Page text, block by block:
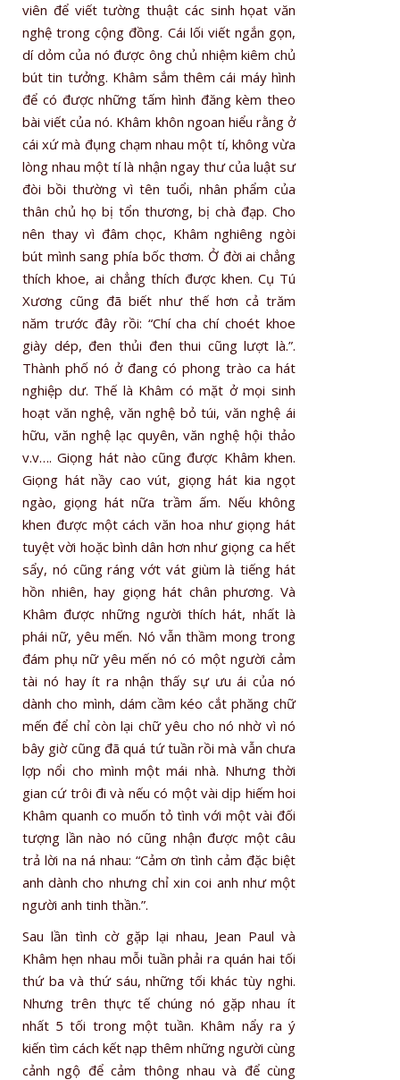
viên để viết tường thuật các sinh họat văn
nghệ trong cộng đồng. Cái lối viết ngắn gọn,
dí dỏm của nó được ông chủ nhiệm kiêm chủ
bút tin tưởng. Khâm sắm thêm cái máy hình
để có được những tấm hình đăng kèm theo
bài viết của nó. Khâm khôn ngoan hiểu rằng ở
cái xứ mà đụng chạm nhau một tí, không vừa
lòng nhau một tí là nhận ngay thư của luật sư
đòi bồi thường vì tên tuổi, nhân phẩm của
thân chủ họ bị tổn thương, bị chà đạp. Cho
nên thay vì đâm chọc, Khâm nghiêng ngòi
bút mình sang phía bốc thơm. Ở đời ai chẳng
thích khoe, ai chẳng thích được khen. Cụ Tú
Xương cũng đã biết như thế hơn cả trăm
năm trước đây rồi: “Chí cha chí choét khoe
giày dép, đen thủi đen thui cũng lượt là.”.
Thành phố nó ở đang có phong trào ca hát
nghiệp dư. Thế là Khâm có mặt ở mọi sinh
hoạt văn nghệ, văn nghệ bỏ túi, văn nghệ ái
hữu, văn nghệ lạc quyên, văn nghệ hội thảo
v.v…. Giọng hát nào cũng được Khâm khen.
Giọng hát nầy cao vút, giọng hát kia ngọt
ngào, giọng hát nữa trầm ấm. Nếu không
khen được một cách văn hoa như giọng hát
tuyệt vời hoặc bình dân hơn như giọng ca hết
sẩy, nó cũng ráng vớt vát giùm là tiếng hát
hồn nhiên, hay giọng hát chân phương. Và
Khâm được những người thích hát, nhất là
phái nữ, yêu mến. Nó vẫn thầm mong trong
đám phụ nữ yêu mến nó có một người cảm
tài nó hay ít ra nhận thấy sự ưu ái của nó
dành cho mình, dám cầm kéo cắt phăng chữ
mến để chỉ còn lại chữ yêu cho nó nhờ vì nó
bây giờ cũng đã quá tứ tuần rồi mà vẫn chưa
lợp nổi cho mình một mái nhà. Nhưng thời
gian cứ trôi đi và nếu có một vài dịp hiếm hoi
Khâm quanh co muốn tỏ tình với một vài đối
tượng lần nào nó cũng nhận được một câu
trả lời na ná nhau: “Cảm ơn tình cảm đặc biệt
anh dành cho nhưng chỉ xin coi anh như một
người anh tinh thần.”.
Sau lần tình cờ gặp lại nhau, Jean Paul và
Khâm hẹn nhau mỗi tuần phải ra quán hai tối
thứ ba và thứ sáu, những tối khác tùy nghi.
Nhưng trên thực tế chúng nó gặp nhau ít
nhất 5 tối trong một tuần. Khâm nẩy ra ý
kiến tìm cách kết nạp thêm những người cùng
cảnh ngộ để cảm thông nhau và để cùng